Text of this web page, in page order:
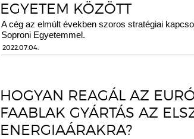
EGYETEM KÖZÖTT
A cég az elmúlt években szoros stratégiai
Soproni Egyetemmel.
2022.07.04.
HOGYAN REAGÁL AZ
FAABLAK GYÁRTÁS AZ
ENERGIAÁRAKRA?